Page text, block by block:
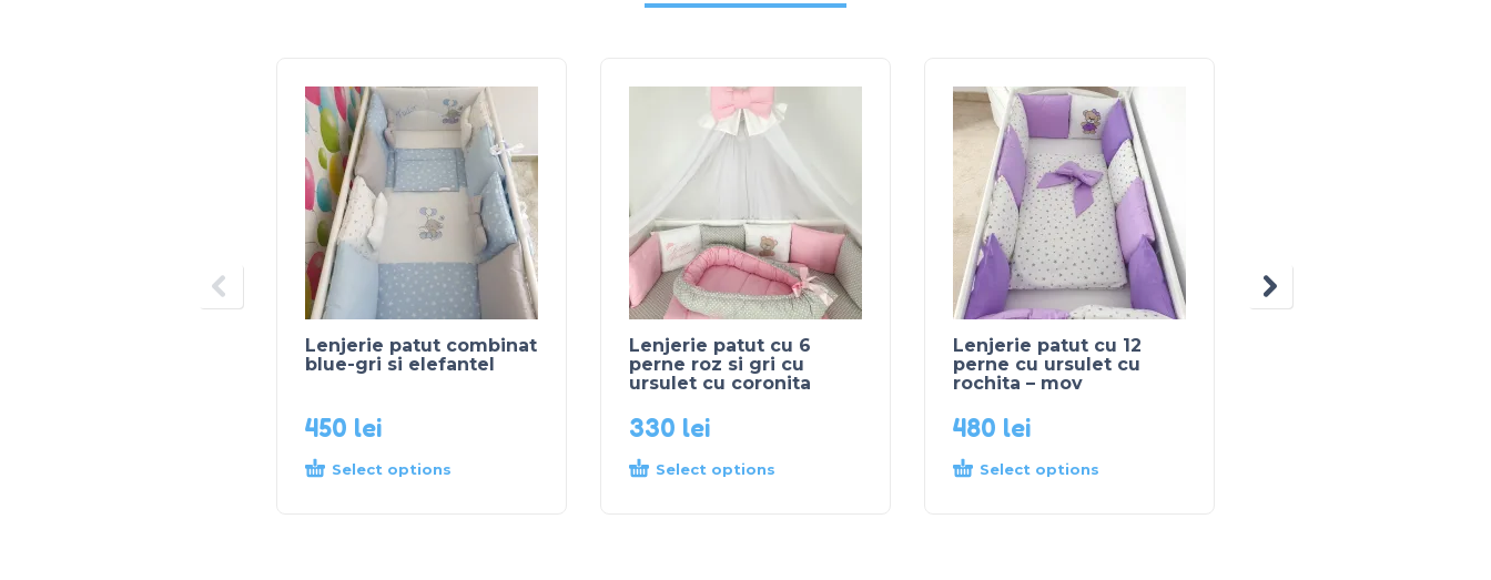
Lenjerie patut combinat
blue-gri si elefantel
450 lei
Select options
Lenjerie patut cu 6
perne roz si gri cu
ursulet cu coronita
330 lei
Select options
Lenjerie patut cu 12
perne cu ursulet cu
rochita – mov
480 lei
Select options